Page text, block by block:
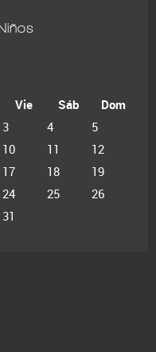
Vie Sáb
Dom
3 4
5
10 11
12
17 18
19
24 25
26
31